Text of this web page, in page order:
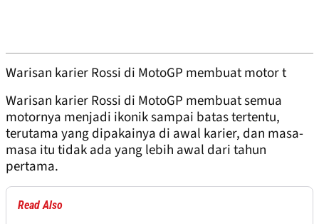
Warisan karier Rossi di MotoGP membuat motor t
Warisan karier Rossi di MotoGP membuat semua
motornya menjadi ikonik sampai batas tertentu,
terutama yang dipakainya di awal karier, dan masa-
masa itu tidak ada yang lebih awal dari tahun
pertama.
Read Also